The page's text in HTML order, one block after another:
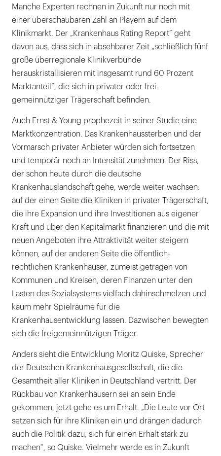
Manche Experten rechnen in Zukunft nur noch mit
einer überschaubaren Zahl an Playern auf dem
Klinikmarkt. Der „Krankenhaus Rating Report“ geht
davon aus, dass sich in absehbarer Zeit „schließlich fünf
große überregionale Klinikverbünde
herauskristallisieren mit insgesamt rund 60 Prozent
Marktanteil“, die sich in privater oder frei-
gemeinnütziger Trägerschaft befinden.
Auch Ernst & Young prophezeit in seiner Studie eine
Marktkonzentration. Das Krankenhaussterben und der
Vormarsch privater Anbieter würden sich fortsetzen
und temporär noch an Intensität zunehmen. Der Riss,
der schon heute durch die deutsche
Krankenhauslandschaft gehe, werde weiter wachsen:
auf der einen Seite die Kliniken in privater Trägerschaft,
die ihre Expansion und ihre Investitionen aus eigener
Kraft und über den Kapitalmarkt finanzieren und die mit
neuen Angeboten ihre Attraktivität weiter steigern
können, auf der anderen Seite die öffentlich-
rechtlichen Krankenhäuser, zumeist getragen von
Kommunen und Kreisen, deren Finanzen unter den
Lasten des Sozialsystems vielfach dahinschmelzen und
kaum mehr Spielräume für die
Krankenhausentwicklung lassen. Dazwischen bewegten
sich die freigemeinnützigen Träger.
Anders sieht die Entwicklung Moritz Quiske, Sprecher
der Deutschen Krankenhausgesellschaft, die die
Gesamtheit aller Kliniken in Deutschland vertritt. Der
Rückbau von Krankenhäusern sei an sein Ende
gekommen, jetzt gehe es um Erhalt. „Die Leute vor Ort
setzen sich für ihre Kliniken ein und drängen dadurch
auch die Politik dazu, sich für einen Erhalt stark zu
machen“, so Quiske. Vielmehr werde es in Zukunft